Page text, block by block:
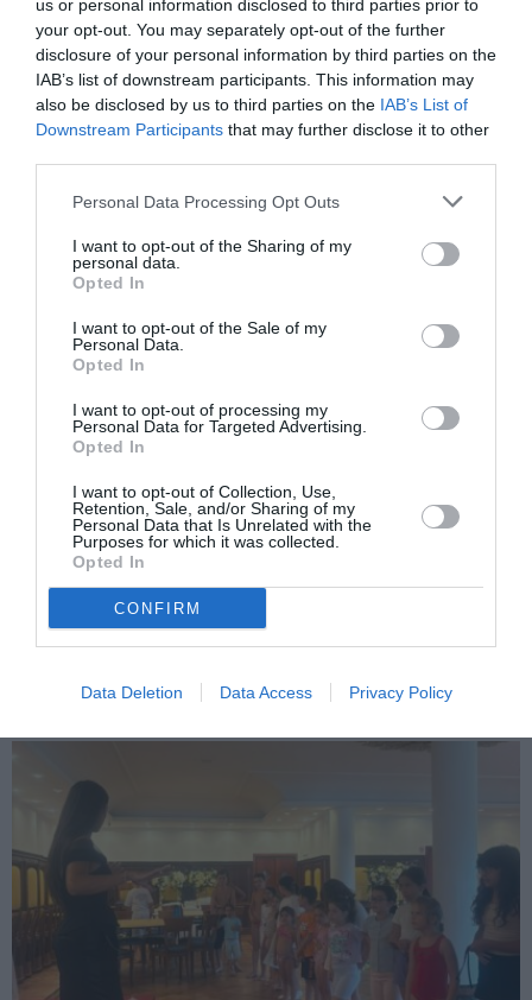
us or personal information disclosed to third parties prior to
your opt-out. You may separately opt-out of the further
disclosure of your personal information by third parties on the
IAB’s list of downstream participants. This information may
also be disclosed by us to third parties on the IAB’s List of
Downstream Participants that may further disclose it to other
Personal Data Processing Opt Outs
I want to opt-out of the Sharing of my
personal data.
Opted In
I want to opt-out of the Sale of my
Personal Data.
Opted In
I want to opt-out of processing my
Personal Data for Targeted Advertising.
Opted In
I want to opt-out of Collection, Use,
Retention, Sale, and/or Sharing of my
Personal Data that Is Unrelated with the
Purposes for which it was collected.
Opted In
CONFIRM
Data Deletion Data Access Privacy Policy
See
more
Articolul anterior
A explodat cuptorul, româncă rănită lângă
Milano
Breaking News / Spargere la Consulatul
român de la Milano
AȚI PUTEA DORI DE
ITALIA
despre înscrieri și participare